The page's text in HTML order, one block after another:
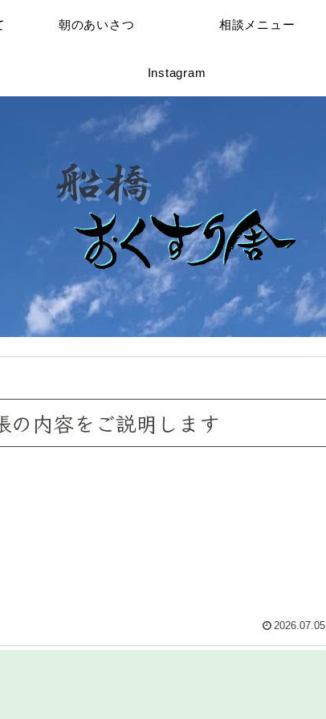
朝のあいさつ 相談メニュー
Instagram
の内容をご説明します
2026.07.05